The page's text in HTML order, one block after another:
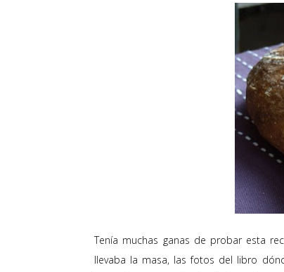
Tenía muchas ganas de probar esta
llevaba la masa, las fotos del libro